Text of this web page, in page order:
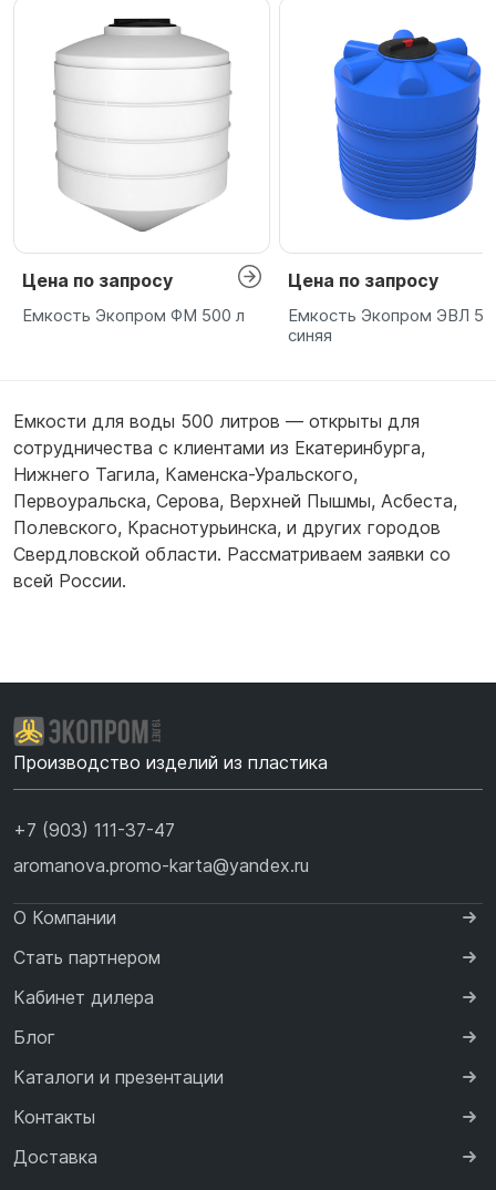
Цена по запросу
Емкость Экопром ФМ 500 л
Цена по запросу
Емкость Экопром ЭВЛ
синяя
Емкости для воды 500 литров — открыты для
сотрудничества с клиентами из Екатеринбурга,
Нижнего Тагила, Каменска-Уральского,
Первоуральска, Серова, Верхней Пышмы, Асбеста,
Полевского, Краснотурьинска, и других городов
Свердловской области. Рассматриваем заявки со
всей России.
Производство изделий из пластика
+7 (903) 111-37-47
aromanova.promo-karta@yandex.ru
О Компании
Стать партнером
Кабинет дилера
Блог
Каталоги и презентации
Контакты
Доставка